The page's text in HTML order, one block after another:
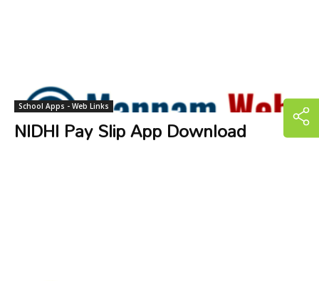
School Apps - Web Links
NIDHI Pay Slip App Download